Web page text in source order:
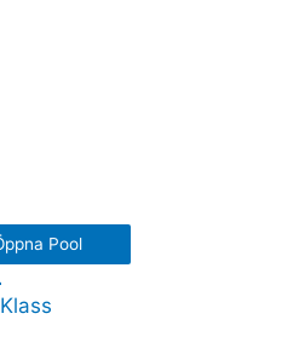
Pool